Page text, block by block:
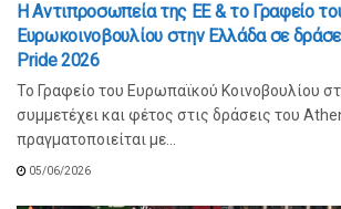
Η Αντιπροσωπεία της ΕΕ & το Γραφείο
Ευρωκοινοβουλίου στην Ελλάδα σε
Pride 2026
Το Γραφείο του Ευρωπαϊκού Κοινοβουλίου
συμμετέχει και φέτος στις δράσεις του
πραγματοποιείται με...
05/06/2026